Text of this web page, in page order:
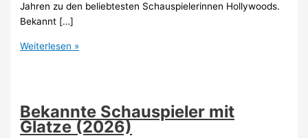
Jahren zu den beliebtesten Schauspielerinnen Hollywoods.
Bekannt […]
Bekannte
Haaren
(2026)
Weiterlesen »
Bekannte Schauspieler mit
Glatze (2026)